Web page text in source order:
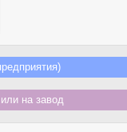
на завод